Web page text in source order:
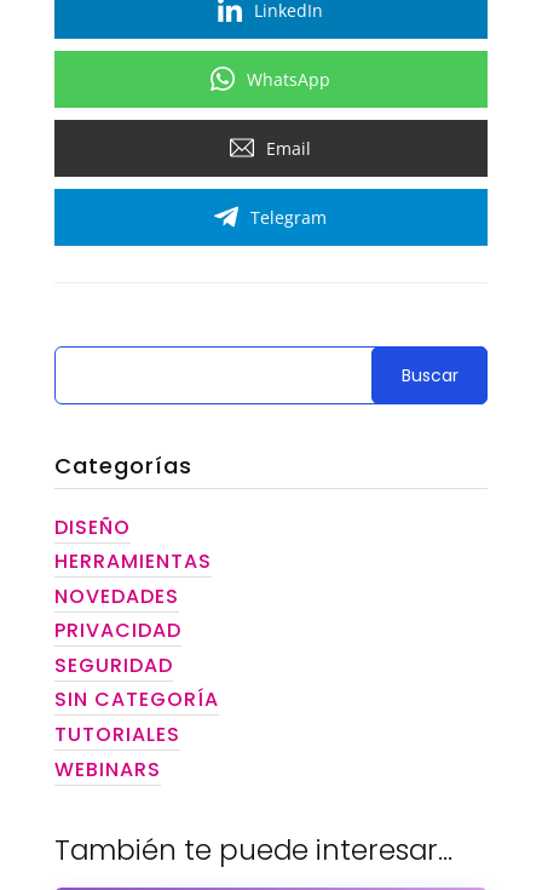
LinkedIn
WhatsApp
Email
Telegram
Categorías
DISEÑO
HERRAMIENTAS
NOVEDADES
PRIVACIDAD
SEGURIDAD
SIN CATEGORÍA
TUTORIALES
WEBINARS
También te puede interesar…